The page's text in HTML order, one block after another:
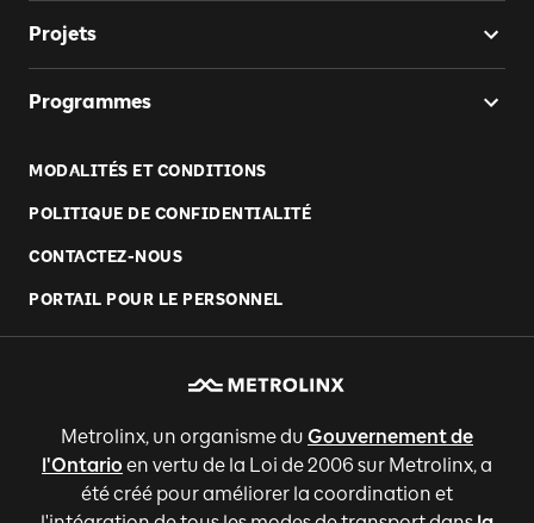
Projets
Programmes
MODALITÉS ET CONDITIONS
POLITIQUE DE CONFIDENTIALITÉ
CONTACTEZ-NOUS
PORTAIL POUR LE PERSONNEL
Metrolinx, un organisme du Gouvernement de
l'Ontario en vertu de la Loi de 2006 sur Metrolinx, a
été créé pour améliorer la coordination et